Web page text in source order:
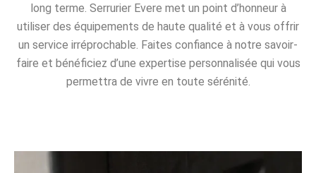
long terme. Serrurier Evere met un point d’honneur à
utiliser des équipements de haute qualité et à vous offrir
un service irréprochable. Faites confiance à notre savoir-
faire et bénéficiez d’une expertise personnalisée qui vous
permettra de vivre en toute sérénité.